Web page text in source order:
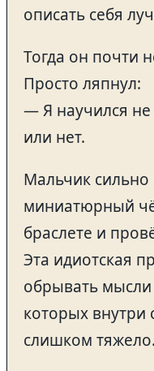
описать себя
Тогда он почти
Просто ляпнул:
— Я научился не
или нет.
Мальчик сильно
миниатюрный
браслете и
Эта идиотская
обрывать
которых внутри
слишком тяжело.